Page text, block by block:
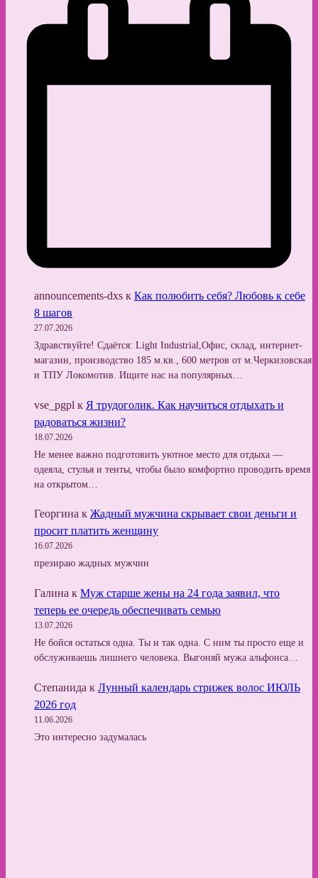
announcements-dxs к Как полюбить себя? Любовь к себе
8 шагов
27.07.2026
Здравствуйте! Сдаётся: Light Industrial,Офис, склад, интернет-
магазин, производство 185 м.кв., 600 метров от м.Черкизовская
и ТПУ Локомотив. Ищите нас на популярных…
vse_pgpl к Я трудоголик. Как научиться отдыхать и
радоваться жизни?
18.07.2026
Не менее важно подготовить уютное место для отдыха —
одеяла, стулья и тенты, чтобы было комфортно проводить время
на открытом…
Георгина к Жадный мужчина скрывает свои деньги и
просит платить женщину
16.07.2026
презираю жадных мужчин
Галина к Муж старше жены на 24 года заявил, что
теперь ее очередь обеспечивать семью
13.07.2026
Не бойся остаться одна. Ты и так одна. С ним ты просто еще и
обслуживаешь лишнего человека. Выгоняй мужа альфонса…
Степанида к Лунный календарь стрижек волос ИЮЛЬ
2026 год
11.06.2026
Это интересно задумалась